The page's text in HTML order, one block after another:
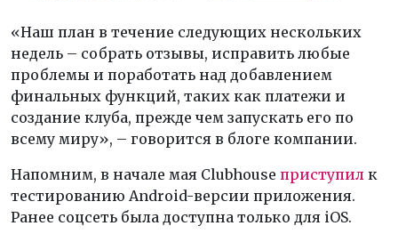
«Наш план в течение следующих нескольких
недель – собрать отзывы, исправить любые
проблемы и поработать над добавлением
финальных функций, таких как платежи и
создание клуба, прежде чем запускать его по
всему миру», – говорится в блоге компании.
Напомним, в начале мая Clubhouse приступил к
тестированию Android-версии приложения.
Ранее соцсеть была доступна только для iOS.